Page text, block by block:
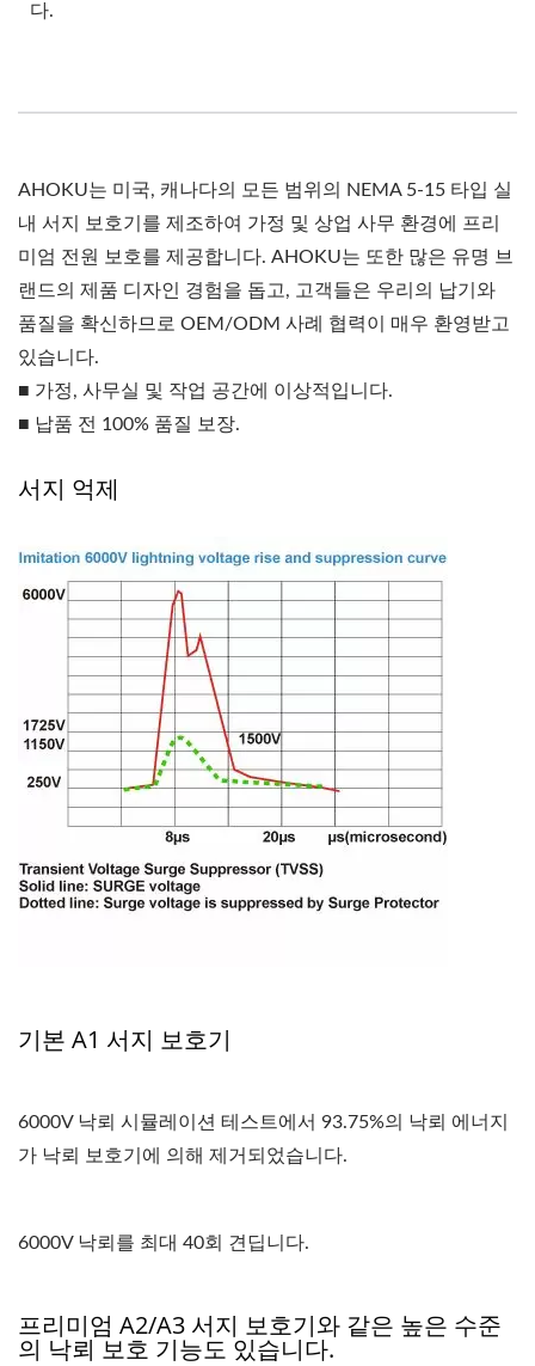
다.
AHOKU는 미국, 캐나다의 모든 범위의 NEMA 5-15 타입 실
내 서지 보호기를 제조하여 가정 및 상업 사무 환경에 프리
미엄 전원 보호를 제공합니다. AHOKU는 또한 많은 유명 브
랜드의 제품 디자인 경험을 돕고, 고객들은 우리의 납기와
품질을 확신하므로 OEM/ODM 사례 협력이 매우 환영받고
있습니다.
■ 가정, 사무실 및 작업 공간에 이상적입니다.
■ 납품 전 100% 품질 보장.
서지 억제
기본 A1 서지 보호기
6000V 낙뢰 시뮬레이션 테스트에서 93.75%의 낙뢰 에너지
가 낙뢰 보호기에 의해 제거되었습니다.
6000V 낙뢰를 최대 40회 견딥니다.
프리미엄 A2/A3 서지 보호기와 같은 높은 수준
의 낙뢰 보호 기능도 있습니다.